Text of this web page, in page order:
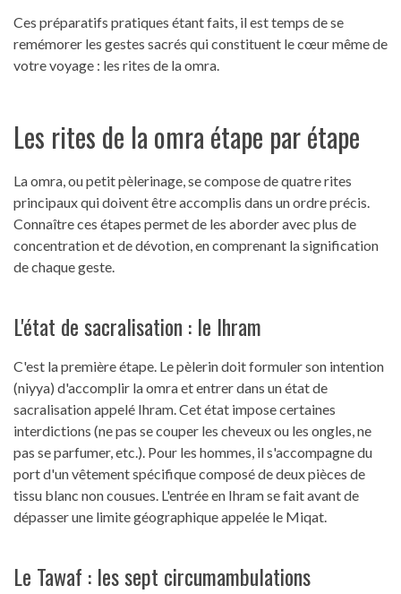
Ces préparatifs pratiques étant faits, il est temps de se
remémorer les gestes sacrés qui constituent le cœur même de
votre voyage : les rites de la omra.
Les rites de la omra étape par étape
La omra, ou petit pèlerinage, se compose de quatre rites
principaux qui doivent être accomplis dans un ordre précis.
Connaître ces étapes permet de les aborder avec plus de
concentration et de dévotion, en comprenant la signification
de chaque geste.
L'état de sacralisation : le Ihram
C'est la première étape. Le pèlerin doit formuler son intention
(niyya) d'accomplir la omra et entrer dans un état de
sacralisation appelé Ihram. Cet état impose certaines
interdictions (ne pas se couper les cheveux ou les ongles, ne
pas se parfumer, etc.). Pour les hommes, il s'accompagne du
port d'un vêtement spécifique composé de deux pièces de
tissu blanc non cousues. L'entrée en Ihram se fait avant de
dépasser une limite géographique appelée le Miqat.
Le Tawaf : les sept circumambulations